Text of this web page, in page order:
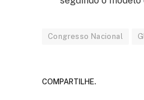
Congresso Nacional
COMPARTILHE.